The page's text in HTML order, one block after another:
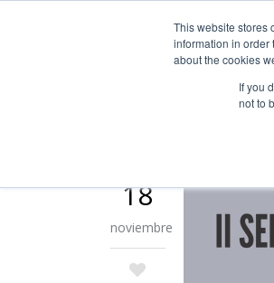
This website stores
information in order
about the cookies
If you
not to
Guía de uso
18
noviembre